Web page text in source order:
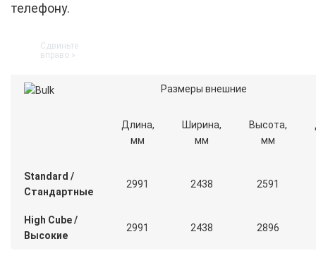
телефону.
Размеры внешние
Длина,
мм
Ширина,
мм
Высота,
мм
Standard /
Стандартные
2991 2438 2591
High Cube /
Высокие
2991 2438 2896